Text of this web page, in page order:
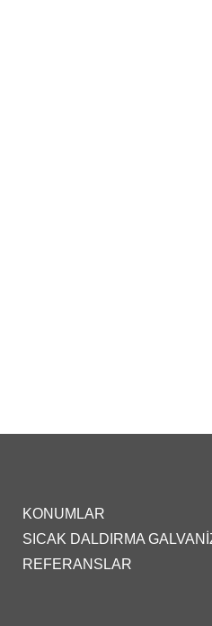
KONUMLAR
SICAK DALDIRMA
REFERANSLAR